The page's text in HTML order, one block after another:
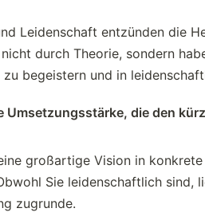
Leidenschaft entzünden die
durch Theorie, sondern
zu begeistern und in
Umsetzungsstärke, die den
großartige Vision in
Sie leidenschaftlich sind,
zugrunde.